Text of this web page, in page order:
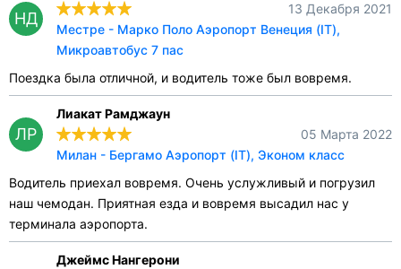
НД
13 Декабря 2021
Местре - Марко Поло Аэропорт Венеция (IT),
Микроавтобус 7 пас
Поездка была отличной, и водитель тоже был вовремя.
ЛР
Лиакат Рамджаун
05 Марта 2022
Милан - Бергамо Аэропорт (IT), Эконом класс
Водитель приехал вовремя. Очень услужливый и погрузил
наш чемодан. Приятная езда и вовремя высадил нас у
терминала аэропорта.
Джеймс Нангерони